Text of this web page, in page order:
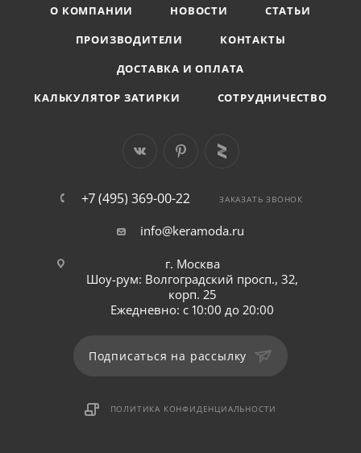
О КОМПАНИИ НОВОСТИ
СТАТЬИ
ПРОИЗВОДИТЕЛИ
КОНТАКТЫ
ДОСТАВКА И ОПЛАТА
КАЛЬКУЛЯТОР ЗАТИРКИ
СОТРУДНИЧЕСТВО
+7 (495) 369-00-22 ЗАКАЗАТЬ ЗВОНОК
info@keramoda.ru
г. Москва
Шоу-рум: Волгоградский просп., 32,
корп. 25
Ежедневно: с 10:00 до 20:00
Подписаться на рассылку
ПОЛИТИКА КОНФИДЕНЦИАЛЬНОСТИ